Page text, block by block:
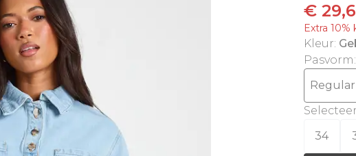
€
Extra
Kleur:
Pasvorm:
Regular
34